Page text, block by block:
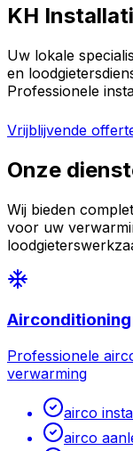
KH
Uw lokale
en
Professionele
Vrijblijvende
Onze
Wij bieden
voor uw
Airconditioning
Professionele
verwarming
airco
airco